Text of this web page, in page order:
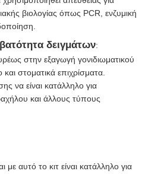
βιολογίας όπως PCR, ενζυμική
δειγμάτων:
στην εξαγωγή γονιδιωματικού
στοματικά επιχρίσματα.
να είναι κατάλληλο για
και άλλους τύπους
με αυτό το κιτ είναι κατάλληλο για